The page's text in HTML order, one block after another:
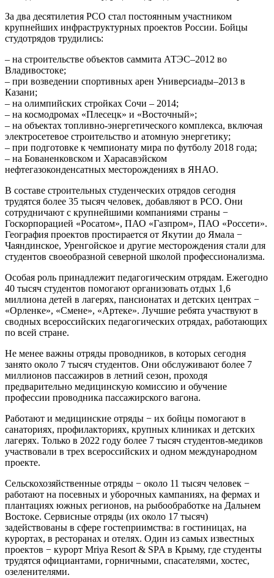
За два десятилетия РСО стал постоянным участником
крупнейших инфраструктурных проектов России. Бойцы
студотрядов трудились:
– на строительстве объектов саммита АТЭС–2012 во
Владивостоке;
– при возведении спортивных арен Универсиады–2013 в
Казани;
– на олимпийских стройках Сочи – 2014;
– на космодромах «Плесецк» и «Восточный»;
– на объектах топливно-энергетического комплекса, включая
электросетевое строительство и атомную энергетику;
– при подготовке к чемпионату мира по футболу 2018 года;
– на Бованенковском и Харасавэйском
нефтегазоконденсатных месторождениях в ЯНАО.
В составе строительных студенческих отрядов сегодня
трудятся более 35 тысяч человек, добавляют в РСО. Они
сотрудничают с крупнейшими компаниями страны −
Госкорпорацией «Росатом», ПАО «Газпром», ПАО «Россети».
География проектов простирается от Якутии до Ямала −
Чаяндинское, Уренгойское и другие месторождения стали для
студентов своеобразной северной школой профессионализма.
Особая роль принадлежит педагогическим отрядам. Ежегодно
40 тысяч студентов помогают организовать отдых 1,6
миллиона детей в лагерях, пансионатах и детских центрах −
«Орленке», «Смене», «Артеке». Лучшие ребята участвуют в
сводных всероссийских педагогических отрядах, работающих
по всей стране.
Не менее важны отряды проводников, в которых сегодня
занято около 7 тысяч студентов. Они обслуживают более 7
миллионов пассажиров в летний сезон, проходя
предварительно медицинскую комиссию и обучение
профессии проводника пассажирского вагона.
Работают и медицинские отряды − их бойцы помогают в
санаториях, профилакториях, крупных клиниках и детских
лагерях. Только в 2022 году более 7 тысяч студентов-медиков
участвовали в трех всероссийских и одном международном
проекте.
Сельскохозяйственные отряды − около 11 тысяч человек −
работают на посевных и уборочных кампаниях, на фермах и
плантациях южных регионов, на рыбообработке на Дальнем
Востоке. Сервисные отряды (их около 17 тысяч)
задействованы в сфере гостеприимства: в гостиницах, на
курортах, в ресторанах и отелях. Один из самых известных
проектов − курорт Mriya Resort & SPA в Крыму, где студенты
трудятся официантами, горничными, спасателями, хостес,
озеленителями.